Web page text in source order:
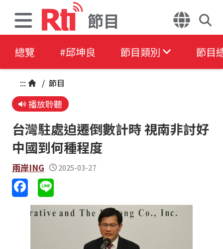
節目
總覽 #邱坤良 節目類別 節目
::: / 節目
播放聆聽
台灣駐處迫遷倒數計時 視南非討好
中國到何種程度
兩岸ING 2025-03-27